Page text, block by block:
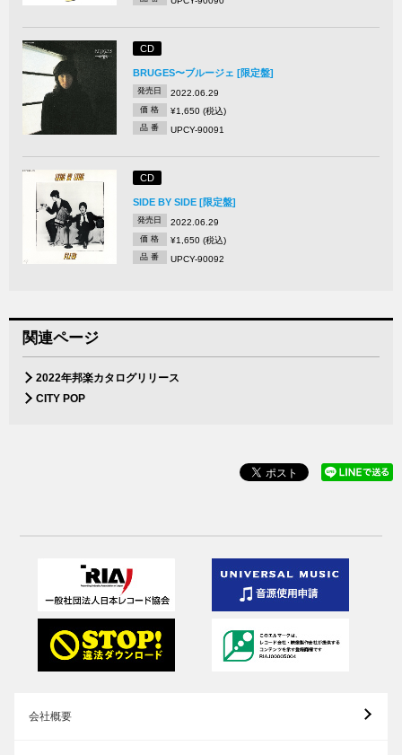
CD
BRUGES〜ブルージェ [限定盤]
発売日 2022.06.29
価 格 ¥1,650 (税込)
品 番 UPCY-90091
CD
SIDE BY SIDE [限定盤]
発売日 2022.06.29
価 格 ¥1,650 (税込)
品 番 UPCY-90092
関連ページ
2022年邦楽カタログリリース
CITY POP
会社概要